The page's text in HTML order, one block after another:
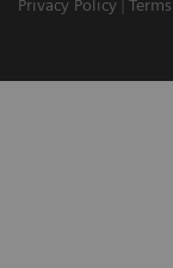
Privacy Policy